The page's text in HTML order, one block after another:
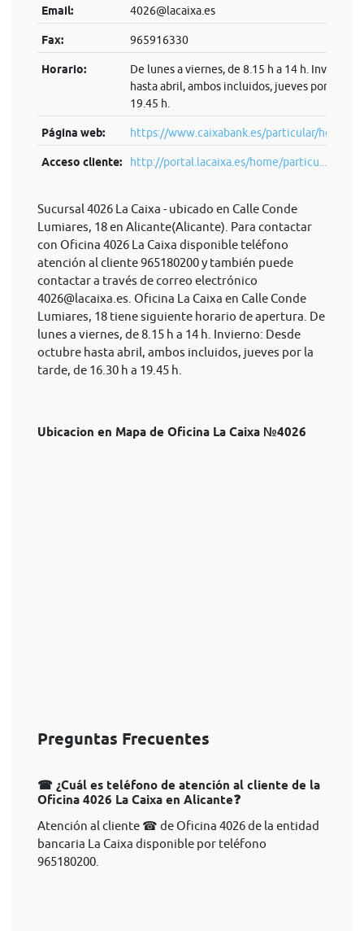
Email: 4026@lacaixa.es
Fax: 965916330
Horario:
De lunes a viernes, de 8.15 h a 14 h. Invierno:
hasta abril, ambos incluidos, jueves por la
19.45 h.
Página web: https://www.caixabank.es/particular/home/
Acceso cliente: http://portal.lacaixa.es/home/particu...
Sucursal 4026 La Caixa - ubicado en Calle Conde
Lumiares, 18 en Alicante(Alicante). Para contactar
con Oficina 4026 La Caixa disponible teléfono
atención al cliente 965180200 y también puede
contactar a través de correo electrónico
4026@lacaixa.es . Oficina La Caixa en Calle Conde
Lumiares, 18 tiene siguiente horario de apertura. De
lunes a viernes, de 8.15 h a 14 h. Invierno: Desde
octubre hasta abril, ambos incluidos, jueves por la
tarde, de 16.30 h a 19.45 h.
Ubicacion en Mapa de Oficina La Caixa №4026
Preguntas Frecuentes
☎ ¿Cuál es teléfono de atención al cliente de la
Oficina 4026 La Caixa en Alicante❓
Atención al cliente ☎ de Oficina 4026 de la entidad
bancaria La Caixa disponible por teléfono
965180200.